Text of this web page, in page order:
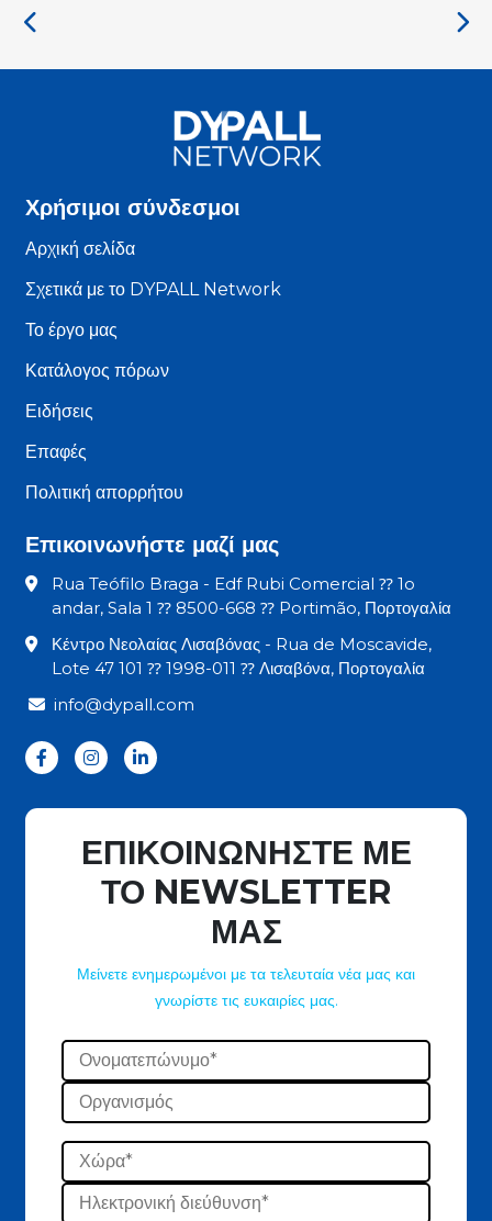
Χρήσιμοι σύνδεσμοι
Αρχική σελίδα
Σχετικά με το DYPALL Network
Το έργο μας
Κατάλογος πόρων
Ειδήσεις
Επαφές
Πολιτική απορρήτου
Επικοινωνήστε μαζί μας
Rua Teófilo Braga - Edf Rubi Comercial ⁇ 1o
andar, Sala 1 ⁇ 8500-668 ⁇ Portimão, Πορτογαλία
Κέντρο Νεολαίας Λισαβόνας - Rua de Moscavide,
Lote 47 101 ⁇ 1998-011 ⁇ Λισαβόνα, Πορτογαλία
info@dypall.com
ΕΠΙΚΟΙΝΩΝΗΣΤΕ ΜΕ
ΤΟ NEWSLETTER
ΜΑΣ
Μείνετε ενημερωμένοι με τα τελευταία νέα μας και
γνωρίστε τις ευκαιρίες μας.